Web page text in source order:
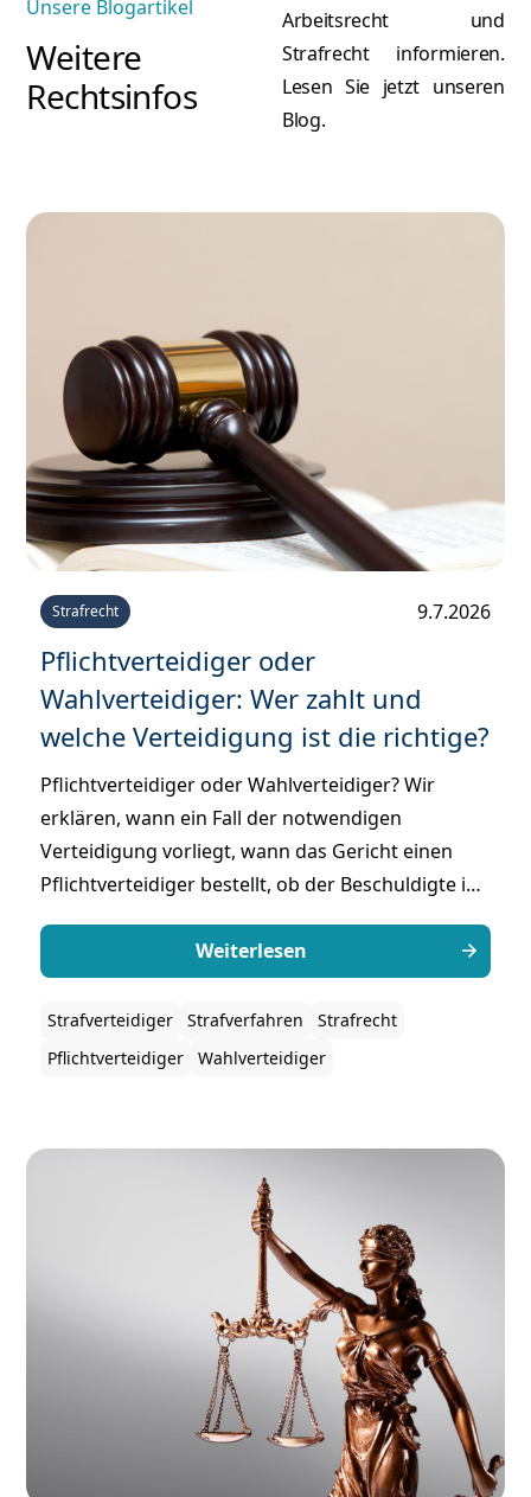
Unsere Blogartikel
Weitere
Rechtsinfos
Arbeitsrecht und
Strafrecht informieren.
Lesen Sie jetzt unseren
Blog.
Strafrecht 9.7.2026
Pflichtverteidiger oder
Wahlverteidiger: Wer zahlt und
welche Verteidigung ist die richtige?
Pflichtverteidiger oder Wahlverteidiger? Wir
erklären, wann ein Fall der notwendigen
Verteidigung vorliegt, wann das Gericht einen
Pflichtverteidiger bestellt, ob der Beschuldigte ihn
Weiterlesen
Strafverteidiger Strafverfahren
Strafrecht
Pflichtverteidiger
Wahlverteidiger